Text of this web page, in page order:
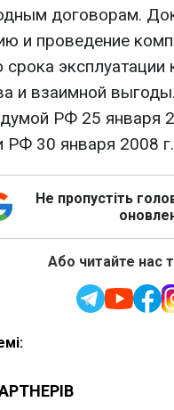
договорам.
и проведение
эксплуатации
и взаимной
РФ 25 января
РФ 30 января 2008 г.
Не пропустіть
Або читайте нас